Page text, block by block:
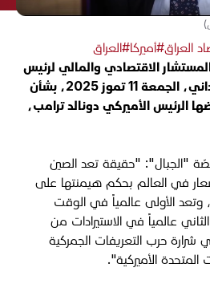
العراق#أميركا#العراق
الاقتصادي والمالي لرئيس
الوزراء محمد شياع السوداني، الجمعة 11 تموز 2025، بشأن
الرئيس الأميركي دونالد ترامب،
"الجبال": "حقيقة تعد الصين
في العالم بحكم هيمنتها على
وتعد الأولى عالمياً في الوقت
عالمياً في الاستيرادات من
حرب التعريفات الجمركية
المتحدة الأميركية".